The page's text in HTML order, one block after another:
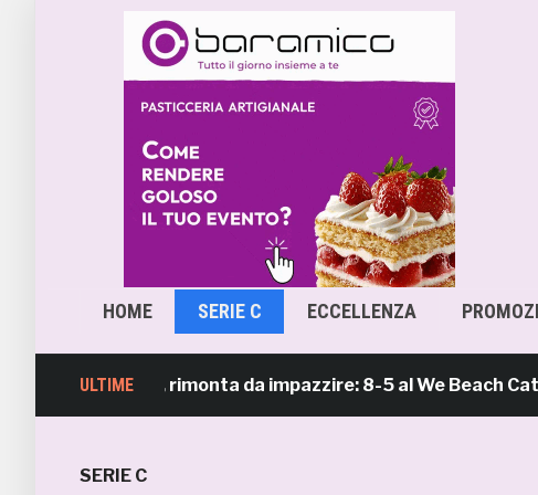
HOME SERIE C ECCELLENZA
ULTIME
Soccer, rimonta da impazzire: 8-5 al We Beach Catania
SERIE C